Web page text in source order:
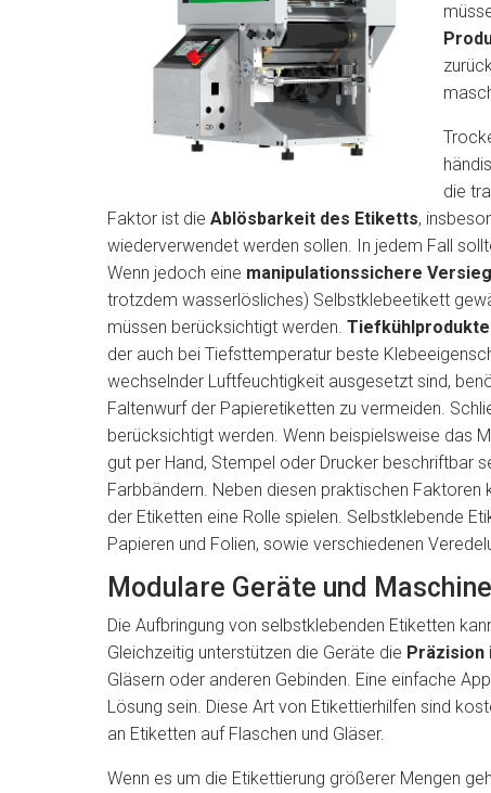
die
Faktor ist die Ablösbarkeit des Etiketts,
wiederverwendet werden sollen. In jedem Fall
Wenn jedoch eine manipulationssichere
trotzdem wasserlösliches) Selbstklebeetikett
müssen berücksichtigt werden. Tiefkühlprodukte
der auch bei Tiefsttemperatur beste
wechselnder Luftfeuchtigkeit ausgesetzt sind,
Faltenwurf der Papieretiketten zu vermeiden.
berücksichtigt werden. Wenn beispielsweise das
gut per Hand, Stempel oder Drucker beschriftbar
Farbbändern. Neben diesen praktischen Faktoren
der Etiketten eine Rolle spielen. Selbstklebende
Papieren und Folien, sowie verschiedenen
Modulare Geräte und
Die Aufbringung von selbstklebenden Etiketten
Gleichzeitig unterstützen die Geräte die Präzision
Gläsern oder anderen Gebinden. Eine einfache
Lösung sein. Diese Art von Etikettierhilfen sind
an Etiketten auf Flaschen und Gläser.
Wenn es um die Etikettierung größerer Mengen